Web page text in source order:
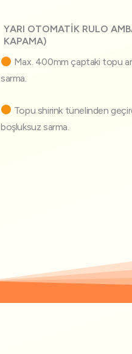
YARI OTOMATİK RULO
KAPAMA)
Max. 400mm çaptaki topu
sarma.
Topu shirink tünelinden
boşluksuz sarma.